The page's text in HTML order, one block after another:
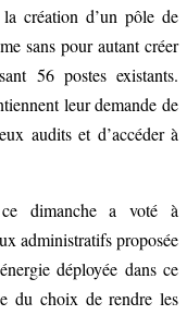
création d’un pôle de
sans pour autant créer
56 postes existants.
leur demande de
audits et d’accéder à
ce dimanche a voté à
administratifs proposée
déployée dans ce
du choix de rendre les